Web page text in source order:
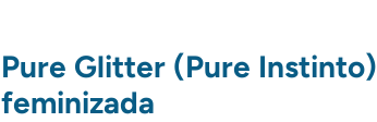
Pure Glitter (Pure Instinto)
feminizada